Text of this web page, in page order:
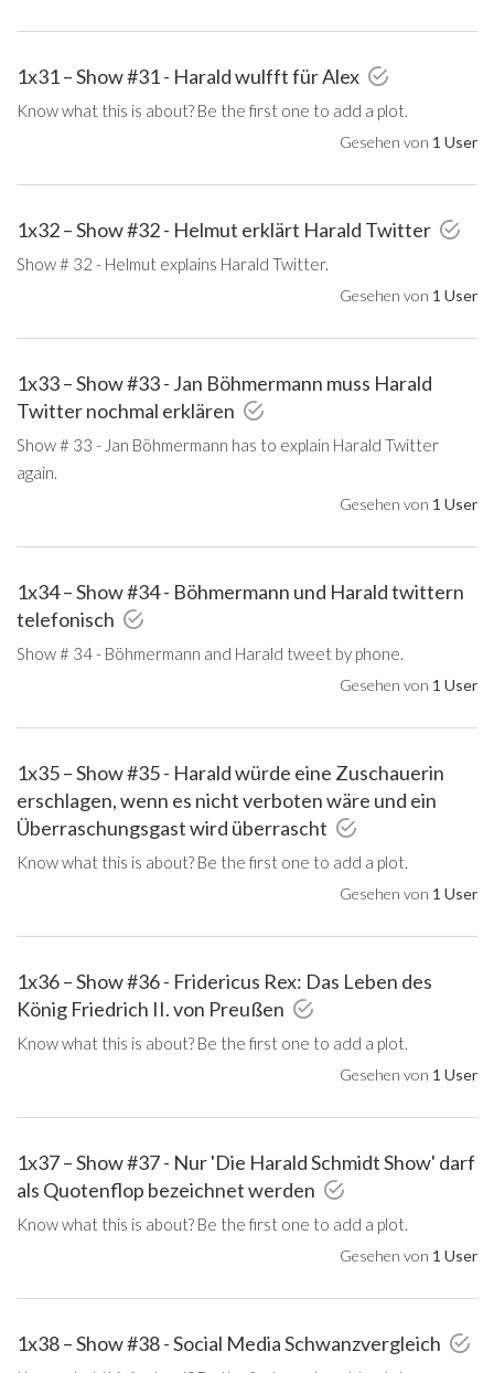
1x31 – Show #31 - Harald wulfft für Alex
Know what this is about? Be the first one to add a plot.
Gesehen von 1 User
1x32 – Show #32 - Helmut erklärt Harald Twitter
Show # 32 - Helmut explains Harald Twitter.
Gesehen von 1 User
1x33 – Show #33 - Jan Böhmermann muss Harald
Twitter nochmal erklären
Show # 33 - Jan Böhmermann has to explain Harald Twitter
again.
Gesehen von 1 User
1x34 – Show #34 - Böhmermann und Harald twittern
telefonisch
Show # 34 - Böhmermann and Harald tweet by phone.
Gesehen von 1 User
1x35 – Show #35 - Harald würde eine Zuschauerin
erschlagen, wenn es nicht verboten wäre und ein
Überraschungsgast wird überrascht
Know what this is about? Be the first one to add a plot.
Gesehen von 1 User
1x36 – Show #36 - Fridericus Rex: Das Leben des
König Friedrich II. von Preußen
Know what this is about? Be the first one to add a plot.
Gesehen von 1 User
1x37 – Show #37 - Nur 'Die Harald Schmidt Show' darf
als Quotenflop bezeichnet werden
Know what this is about? Be the first one to add a plot.
Gesehen von 1 User
1x38 – Show #38 - Social Media Schwanzvergleich